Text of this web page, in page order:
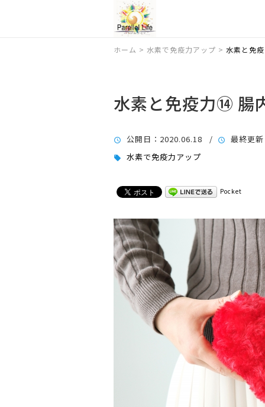
ホーム > 水素で免疫力アップ > 水素と免
水素と免疫力⑭ 腸
公開日 ：2020.06.18 /
最終更
水素で免疫力アップ
Pocket